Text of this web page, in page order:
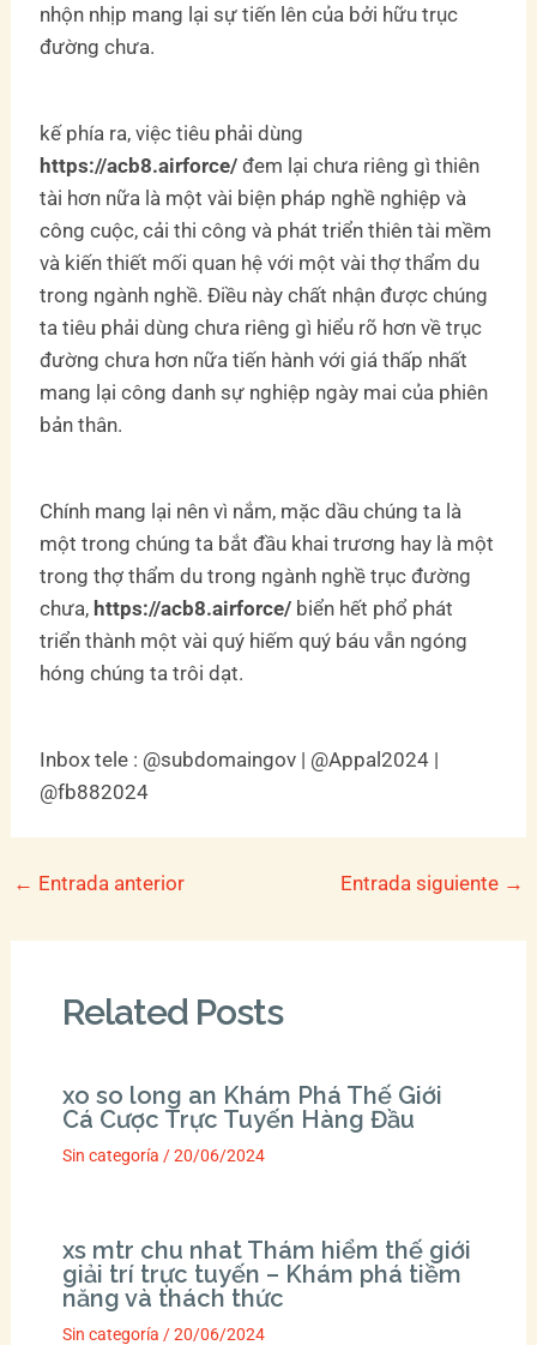
nhộn nhịp mang lại sự tiến lên của bởi hữu trục
đường chưa.
kế phía ra, việc tiêu phải dùng
https://acb8.airforce/ đem lại chưa riêng gì thiên
tài hơn nữa là một vài biện pháp nghề nghiệp và
công cuộc, cải thi công và phát triển thiên tài mềm
và kiến thiết mối quan hệ với một vài thợ thẩm du
trong ngành nghề. Điều này chất nhận được chúng
ta tiêu phải dùng chưa riêng gì hiểu rõ hơn về trục
đường chưa hơn nữa tiến hành với giá thấp nhất
mang lại công danh sự nghiệp ngày mai của phiên
bản thân.
Chính mang lại nên vì nắm, mặc dầu chúng ta là
một trong chúng ta bắt đầu khai trương hay là một
trong thợ thẩm du trong ngành nghề trục đường
chưa, https://acb8.airforce/ biển hết phổ phát
triển thành một vài quý hiếm quý báu vẫn ngóng
hóng chúng ta trôi dạt.
Inbox tele : @subdomaingov | @Appal2024 |
@fb882024
← Entrada anterior Entrada siguiente →
Related Posts
xo so long an Khám Phá Thế Giới
Cá Cược Trực Tuyến Hàng Đầu
Sin categoría /20/06/2024
xs mtr chu nhat Thám hiểm thế giới
giải trí trực tuyến – Khám phá tiềm
năng và thách thức
Sin categoría /20/06/2024